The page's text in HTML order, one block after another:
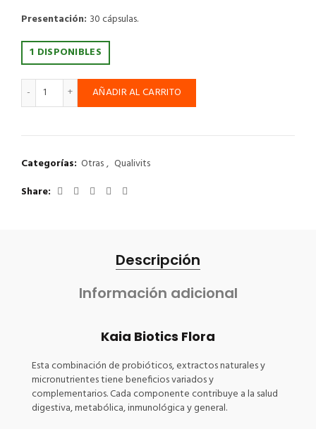
Presentación: 30 cápsulas.
1 DISPONIBLES
Kaia Biotics Flora - Qualivits cantidad
AÑADIR AL CARRITO
Categorías: Otras, Qualivits
Share
Descripción
Información adicional
Kaia Biotics Flora
Esta combinación de probióticos, extractos naturales y
micronutrientes tiene beneficios variados y
complementarios. Cada componente contribuye a la salud
digestiva, metabólica, inmunológica y general.